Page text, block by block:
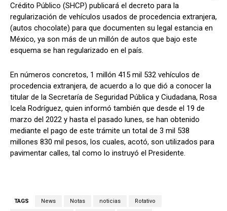
Crédito Público (SHCP) publicará el decreto para la
regularización de vehículos usados de procedencia extranjera,
(autos chocolate) para que documenten su legal estancia en
México, ya son más de un millón de autos que bajo este
esquema se han regularizado en el país.
En números concretos, 1 millón 415 mil 532 vehículos de
procedencia extranjera, de acuerdo a lo que dió a conocer la
titular de la Secretaría de Seguridad Pública y Ciudadana, Rosa
Icela Rodríguez, quien informó también que desde el 19 de
marzo del 2022 y hasta el pasado lunes, se han obtenido
mediante el pago de este trámite un total de 3 mil 538
millones 830 mil pesos, los cuales, acotó, son utilizados para
pavimentar calles, tal como lo instruyó el Presidente.
TAGS News Notas noticias Rotativo